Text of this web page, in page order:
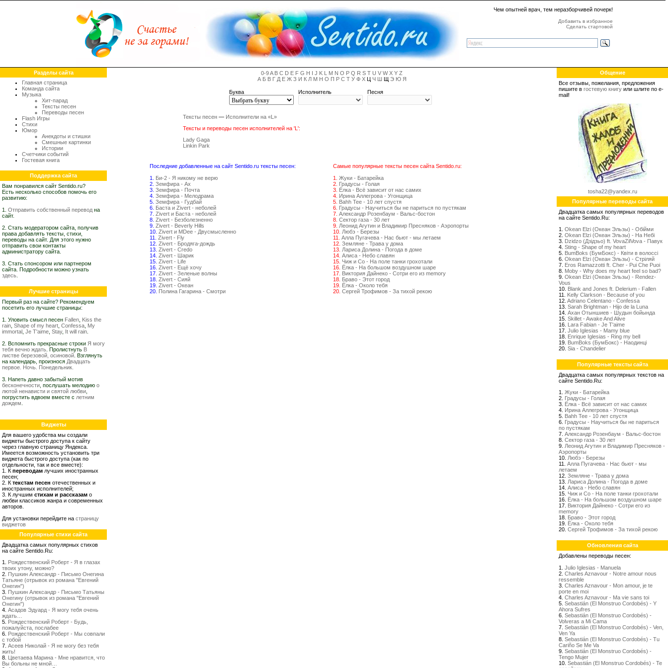
Чем опытней врач, тем неразборчивей почерк!
Добавить в избранное
Сделать стартовой
Разделы сайта
Главная страница
Команда сайта
Музыка
Хит-парад
Тексты песен
Переводы песен
Flash Игры
Стихи
Юмор
Анекдоты и стишки
Смешные картинки
Истории
Счетчики событий
Гостевая книга
Поддержка сайта
Вам понравился сайт Sentido.ru?
Есть несколько способов помочь его
развитию:
1. Отправить собственный перевод на
сайт.
2. Стать модератором сайта, получив
права добавлять тексты, стихи,
переводы на сайт. Для этого нужно
отправить свои контакты
администратору сайта.
3. Стать спонсором или партнером
сайта. Подробности можно узнать
здесь
Лучшие страницы
Первый раз на сайте? Рекомендуем
посетить его лучшие страницы:
1. Уловить смысл песен Fallen Kiss the
rain Shape of my heart Confessa My
immortal Je T'aime Stay, It will rain
2. Вспомнить прекрасные строки Я могу
тебя вечно ждать . Пролистнуть В
листве березовой, осиновой . Взглянуть
на календарь, произнося Двадцать
первое. Ночь. Понедельник.
3. Напеть давно забытый мотив
бесконечности , послушать мелодию о
лютой ненависти и святой любви
погрустить вдвоем вместе с летним
дождем
Виджеты
Для вашего удобства мы создали
виджеты быстрого доступа к сайту
через главную страницу Яндекса.
Имеется возможность установить три
виджета быстрого доступа (как по
отдельности, так и все вместе):
1. К переводам лучших иностранных
песен;
2. К текстам песен отечественных и
иностранных исполнителей;
3. К лучшим стихам и рассказам о
любви классиков жанра и современных
авторов.
Для установки перейдите на страницу
виджетов
Популярные стихи сайта
Двадцатка самых популярных стихов
на сайте Sentido.Ru:
1. Рождественский Роберт - Я в глазах
твоих утону, можно?
2. Пушкин Александр - Письмо Онегина
Татьяне (отрывок из романа "Евгений
Онегин")
3. Пушкин Александр - Письмо Татьяны
Онегину (отрывок из романа "Евгений
Онегин")
4. Асадов Эдуард - Я могу тебя очень
ждать…
5. Рождественский Роберт - Будь,
пожалуйста, послабее
6. Рождественский Роберт - Мы совпали
с тобой
7. Асеев Николай - Я не могу без тебя
жить!
8. Цветаева Марина - Мне нравится, что
Вы больны не мной…
0-9A B C D E F G H I J K L M N O P Q R S T U V W X Y Z
А Б В Г Д Е Ж З И К Л М Н О П Р С Т У Ф ХЦ Ч ШЩ Э Ю Я
Буква Исполнитель Песня
Тексты песен— Исполнители на «L»
Тексты и переводы песен исполнителей на 'L':
Lady Gaga
Linkin Park
Последние добавленные на сайт Sentido.ru тексты песен:
1.
Би-2 - Я никому не верю
2. Земфира - Ах
3. Земфира - Почта
4. Земфира - Мелодрама
5. Земфира - Гудбай
6. Баста и Zivert - неболей
7. Zivert и Баста - неболей
8. Zivert - Безболезненно
9. Zivert - Beverly Hills
10. Zivert и MDee - Двусмысленно
11. Zivert - Fly
12. Zivert - Бродяга-дождь
13. Zivert - Credo
14. Zivert - Шарик
15. Zivert - Life
16. Zivert - Ещё хочу
17. Zivert - Зеленые волны
18. Zivert - Сияй
19. Zivert - Океан
20. Полина Гагарина - Смотри
Самые популярные тексты песен сайта Sentido.ru:
1. Жуки - Батарейка
2. Градусы - Голая
3. Ёлка - Всё зависит от нас самих
4. Ирина Аллегрова - Угонщица
5. Bahh Tee - 10 лет спустя
6. Градусы - Научиться бы не париться по пустякам
7. Александр Розенбаум - Вальс-бостон
8. Сектор газа - 30 лет
9. Леонид Агутин и Владимир Пресняков - Аэропорты
10. Любэ - Березы
11. Алла Пугачева - Нас бьют - мы летаем
12. Земляне - Трава у дома
13. Лариса Долина - Погода в доме
14. Алиса - Небо славян
15. Чиж и Со - На поле танки грохотали
16. Ёлка - На большом воздушном шаре
17. Виктория Дайнеко - Сотри его из memory
18. Браво - Этот город
19. Ёлка - Около тебя
20. Сергей Трофимов - За тихой рекою
Общение
Все отзывы, пожелания, предложения
пишите в гостевую книгу или шлите по e-
mail!
tosha22@yandex.ru
Популярные переводы сайта
Двадцатка самых популярных переводов
на сайте Sentido.Ru:
1. Okean Elzi (Океан Эльзы) - Обійми
2. Okean Elzi (Океан Эльзы) - На Небі
3. Dzidzo (Дзідзьо) ft. VovaZilVova - Павук
4. Sting - Shape of my heart
5. BumBoks (БумБокс) - Квіти в волоссі
6. Okean Elzi (Океан Эльзы) - Стрiляй
7. Eros Ramazzotti ft. Cher - Pui Che Puoi
8. Moby - Why does my heart feel so bad?
9. Okean Elzi (Океан Эльзы) - Rendez-
Vous
10. Blank and Jones ft. Delerium - Fallen
11. Kelly Clarkson - Because of you
12. Adriano Celentano - Confessa
13. Sarah Brightman - Hijo de la Luna
14. Ахан Отыншиев - Шудын бойында
15. Skillet - Awake And Alive
16. Lara Fabian - Je T'aime
17. Julio Iglesias - Mamy blue
18. Enrique Iglesias - Ring my bell
19. BumBoks (БумБокс) - Наодинці
20. Sia - Chandelier
Популярные тексты сайта
Двадцатка самых популярных текстов на
сайте Sentido.Ru:
1. Жуки - Батарейка
2. Градусы - Голая
3. Ёлка - Всё зависит от нас самих
4. Ирина Аллегрова - Угонщица
5. Bahh Tee - 10 лет спустя
6. Градусы - Научиться бы не париться
по пустякам
7. Александр Розенбаум - Вальс-бостон
8. Сектор газа - 30 лет
9. Леонид Агутин и Владимир Пресняков -
Аэропорты
10. Любэ - Березы
11. Алла Пугачева - Нас бьют - мы
летаем
12. Земляне - Трава у дома
13. Лариса Долина - Погода в доме
14. Алиса - Небо славян
15. Чиж и Со - На поле танки грохотали
16. Ёлка - На большом воздушном шаре
17. Виктория Дайнеко - Сотри его из
memory
18. Браво - Этот город
19. Ёлка - Около тебя
20. Сергей Трофимов - За тихой рекою
Обновления сайта
Добавлены переводы песен:
1. Julio Iglesias - Manuela
2. Charles Aznavour - Notre amour nous
ressemble
3. Charles Aznavour - Mon amour, je te
porte en moi
4. Charles Aznavour - Ma vie sans toi
5. Sebastián (El Monstruo Cordobés) - Y
Ahora Sufres
6. Sebastián (El Monstruo Cordobés) -
Volveras a Mi Cama
7. Sebastián (El Monstruo Cordobés) - Ven,
Ven Ya
8. Sebastián (El Monstruo Cordobés) - Tu
Cariño Se Me Va
9. Sebastián (El Monstruo Cordobés) -
Tengo Mujer
10. Sebastián (El Monstruo Cordobés) - Te